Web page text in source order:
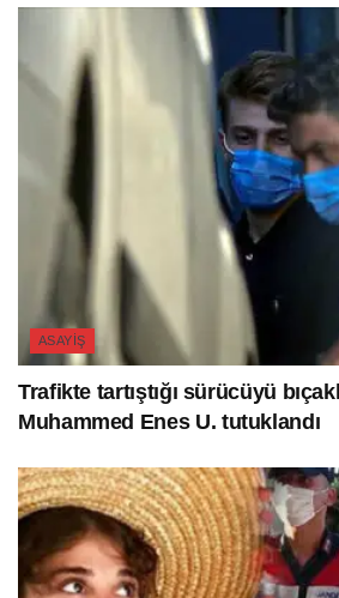
ASAYIŞ
Trafikte tartıştığı sürücüyü
Muhammed Enes U. tutuklandı